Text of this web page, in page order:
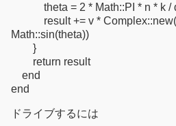
theta = 2 * Math::PI * n * k /
result += v *
Math::sin(theta))
}
return result
end
end
ドライブするには